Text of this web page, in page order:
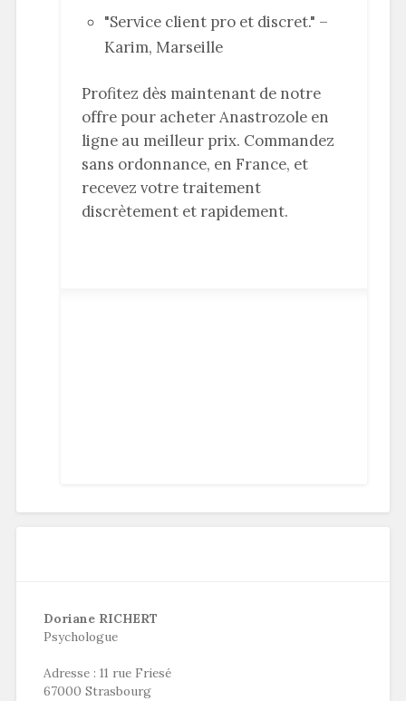
"Service client pro et discret." –
Karim, Marseille
Profitez dès maintenant de notre
offre pour acheter Anastrozole en
ligne au meilleur prix. Commandez
sans ordonnance, en France, et
recevez votre traitement
discrètement et rapidement.
Doriane RICHERT
Psychologue
Adresse : 11 rue Friesé
67000 Strasbourg